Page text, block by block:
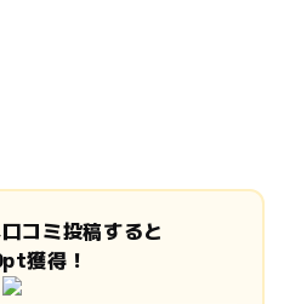
コミ投稿すると
獲得！